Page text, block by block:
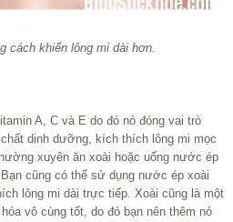
cách khiến lông mi dài hơn.
A, C và E do đó nó đóng vai trò
dinh dưỡng, kích thích lông mi mọc
xuyên ăn xoài hoặc uống nước ép
cũng có thể sử dụng nước ép xoài
lông mi dài trực tiếp. Xoài cũng là một
vô cùng tốt, do đó bạn nên thêm nó